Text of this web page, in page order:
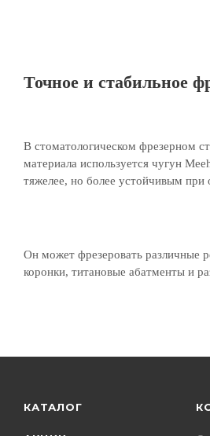
Точное и стабильное
В стоматологическом фрезерном
материала используется чугун
тяжелее, но более устойчивым при
Он может фрезеровать различные
коронки, титановые абатменты и
КАТАЛОГ